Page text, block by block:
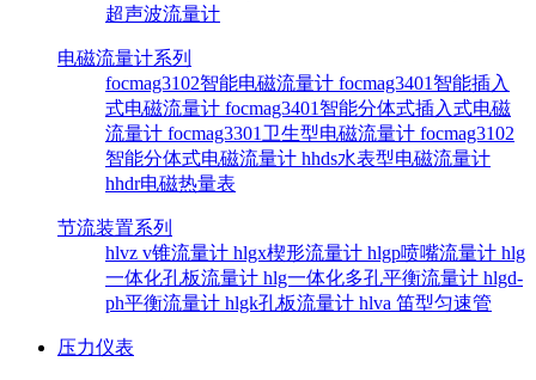
超声波流量计
电磁流量计系列
focmag3102智能电磁流量计 focmag3401智能插入
式电磁流量计 focmag3401智能分体式插入式电磁
流量计 focmag3301卫生型电磁流量计 focmag3102
智能分体式电磁流量计 hhds水表型电磁流量计
hhdr电磁热量表
节流装置系列
hlvz v锥流量计 hlgx楔形流量计 hlgp喷嘴流量计 hlg
一体化孔板流量计 hlg一体化多孔平衡流量计 hlgd-
ph平衡流量计 hlgk孔板流量计 hlva 笛型匀速管
压力仪表